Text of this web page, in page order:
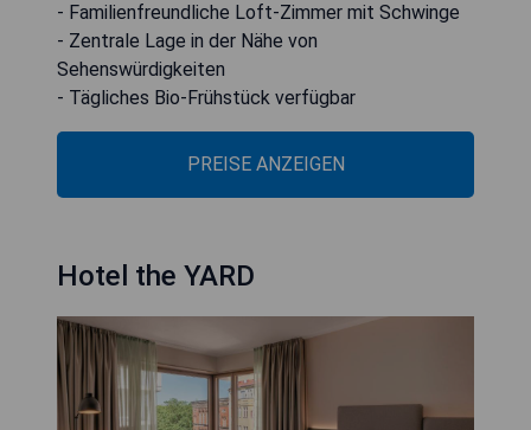
- Familienfreundliche Loft-Zimmer mit Schwinge
- Zentrale Lage in der Nähe von
Sehenswürdigkeiten
- Tägliches Bio-Frühstück verfügbar
PREISE ANZEIGEN
Hotel the YARD